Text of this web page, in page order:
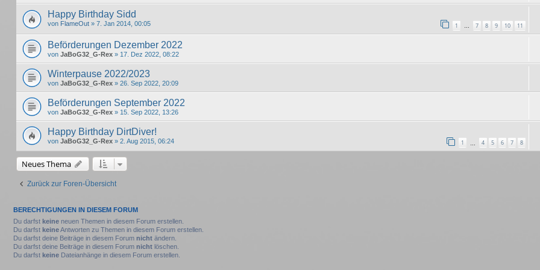
Happy Birthday Sidd
von FlameOut » 7. Jan 2014, 00:05 1 … 7 8 9 10 11
Beförderungen Dezember 2022
von JaBoG32_G-Rex » 17. Dez 2022, 08:22
Winterpause 2022/2023
von JaBoG32_G-Rex » 26. Sep 2022, 20:09
Beförderungen September 2022
von JaBoG32_G-Rex » 15. Sep 2022, 13:26
Happy Birthday DirtDiver!
von JaBoG32_G-Rex » 2. Aug 2015, 06:24 1 4 5 6 7 8
Neues Thema
Zurück zur Foren-Übersicht
BERECHTIGUNGEN IN DIESEM FORUM
Du darfst keine neuen Themen in diesem Forum erstellen.
Du darfst keineAntworten zu Themen in diesem Forum erstellen.
Du darfst deine Beiträge in diesem Forum nicht ändern.
Du darfst deine Beiträge in diesem Forum nicht löschen.
Du darfst keine Dateianhänge in diesem Forum erstellen.